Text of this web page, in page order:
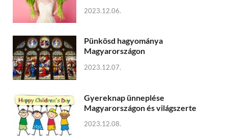
2023.12.06.
Pünkösd hagyománya
Magyarországon
2023.12.07.
Gyereknap ünneplése
Magyarországon és világszerte
2023.12.08.